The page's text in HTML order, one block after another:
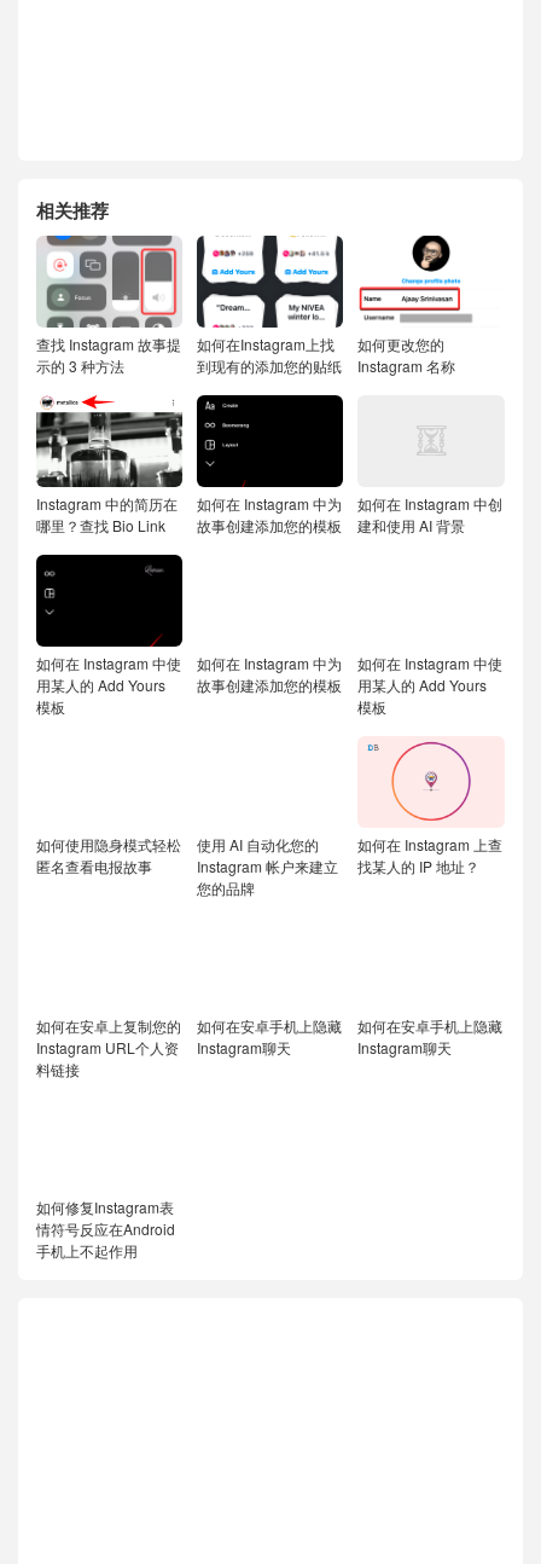
相关推荐
查找 Instagram 故事提
示的 3 种方法
如何在Instagram上找
到现有的添加您的贴纸
如何更改您的
Instagram 名称
Instagram 中的简历在
哪里？查找 Bio Link
如何在 Instagram 中为
故事创建添加您的模板
如何在 Instagram 中创
建和使用 AI 背景
如何在 Instagram 中使
用某人的 Add Yours
模板
如何在 Instagram 中为
故事创建添加您的模板
如何在 Instagram 中使
用某人的 Add Yours
模板
如何使用隐身模式轻松
匿名查看电报故事
使用 AI 自动化您的
Instagram 帐户来建立
您的品牌
如何在 Instagram 上查
找某人的 IP 地址？
如何在安卓上复制您的
Instagram URL个人资
料链接
如何在安卓手机上隐藏
Instagram聊天
如何在安卓手机上隐藏
Instagram聊天
如何修复Instagram表
情符号反应在Android
手机上不起作用